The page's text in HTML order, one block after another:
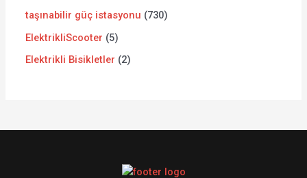
taşınabilir güç istasyonu
730
ElektrikliScooter
5
Elektrikli Bisikletler
2